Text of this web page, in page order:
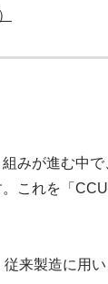
みが進む中で
これを「
来製造に用